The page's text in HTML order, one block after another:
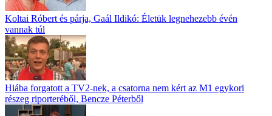
Koltai Róbert és párja, Gaál Ildikó: Életük legnehezebb évén
vannak túl
Hiába forgatott a TV2-nek, a csatorna nem kért az M1 egykori
részeg riporteréből, Bencze Péterből